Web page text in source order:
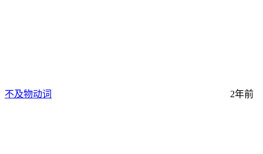
不及物动词 2年前